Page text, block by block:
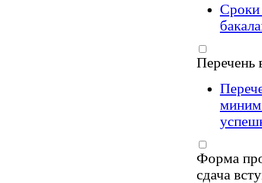
Сроки
Перечень
Форма
сдача